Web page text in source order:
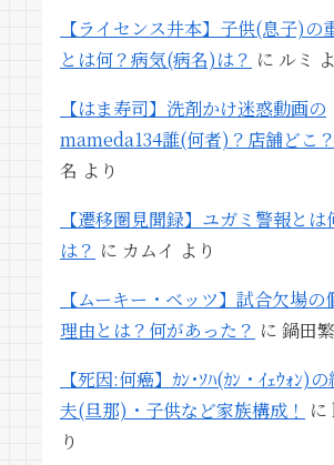
【ライセンス井本】子供(息子)の
とは何？病気(病名)は？ に ルミ
【はま寿司】洗剤かけ迷惑動画の
mameda134誰(何者)？店舗どこ？
名 より
【遷移圏見聞録】ユガミ警報とは
は？ に カムイ より
【ムーキー・ベッツ】試合欠場の
理由とは？何があった？ に 鍋田繁
【死因:何癌】ｶﾝ･ｿﾊ(ｶﾝ・ｲｪｳｫﾝ)
夫(旦那)・子供など家族構成！ に
り